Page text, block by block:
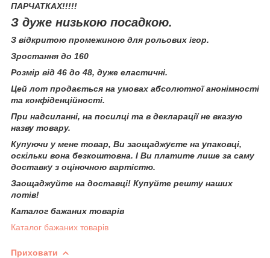
ПАРЧАТКАХ!!!!!
З дуже низькою посадкою.
З відкритою промежиною для рольових ігор.
Зростання до 160
Розмір від 46 до 48, дуже еластичні.
Цей лот продається на умовах абсолютної анонімності
та конфіденційності.
При надсиланні, на посилці та в декларації не вказую
назву товару.
Купуючи у мене товар, Ви заощаджуєте на упаковці,
оскільки вона безкоштовна. І Ви платите лише за саму
доставку з оціночною вартістю.
Заощаджуйте на доставці! Купуйте решту наших
лотів!
Каталог бажаних товарів
Каталог бажаних товарів
Приховати